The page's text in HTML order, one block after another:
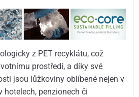
z PET recyklátu, což
prostředí, a díky své
jsou lůžkoviny oblíbené nejen v
hotelech, penzionech či